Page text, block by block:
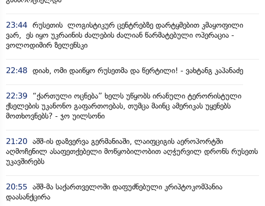
23:44 რუსეთის ლოგისტიკურ ცენტრებზე დარტყმებით კმაყოფილი
ვარ, ეს იყო უკრაინის ძალების ძალიან წარმატებული ოპერაცია -
ვოლოდიმირ ზელენსკი
22:48 დიახ, ომი დაიწყო რუსეთმა და წერტილი! - ვახტანგ კაპანაძე
22:39
“ქართული ოცნება” ხელს უწყობს ირანული ტერორისტული
ქსელების უკანონო გაფართოებას, თუმცა მაინც ამერიკას უყენებს
მოთხოვნებს? - ჯო უილსონი
21:20 აშშ-ის დაზვერვა გერმანიაში, ლაიფციგის აეროპორტში
აღმოჩენილ ასაფეთქებელი მოწყობილობით აღჭურვილ დრონს რუსეთს
უკავშირებს
20:55 აშშ-მა საქართველოში დაფუძნებული კრიპტოკომპანია
დაასანქცირა